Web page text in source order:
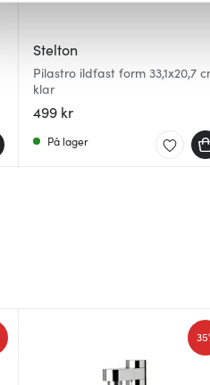
informasjonskapsler for å gi
medier, annonsering og
som de har samlet inn
Stelton
Pilastro ildfast form 33,1x20,7
klar
499 kr
På lager